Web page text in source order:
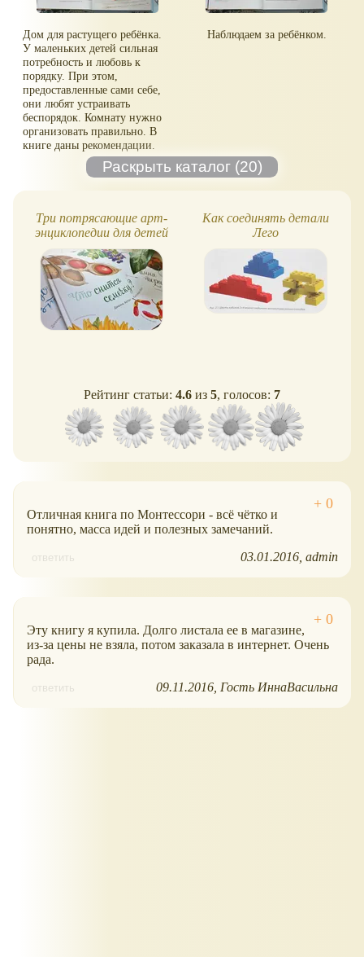
Дом для растущего ребёнка.
У маленьких детей сильная
потребность и любовь к
порядку. При этом,
предоставленные сами себе,
они любят устраивать
беспорядок. Комнату нужно
организовать правильно. В
книге даны рекомендации.
Наблюдаем за ребёнком.
Три потрясающие арт-
энциклопедии для детей
Как соединять детали
Лего
Рейтинг статьи: 4.6 из 5, голосов: 7
Отличная книга по Монтессори - всё чётко и
понятно, масса идей и полезных замечаний.
ответить 03.01.2016 admin
Эту книгу я купила. Долго листала ее в магазине,
из-за цены не взяла, потом заказала в интернет. Очень
рада.
ответить 09.11.2016 Гость ИннаВасильна